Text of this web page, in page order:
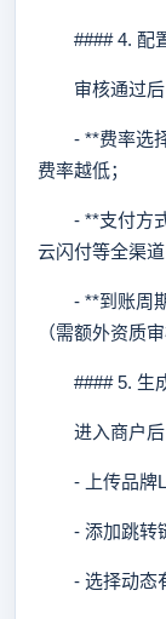
#### 4. 配置
审核通过后
- **费率选择
费率越低；
- **支付方式
云闪付等全渠道
- **到账周期
（需额外资质审
#### 5. 生成
进入商户后
- 上传品牌
- 添加跳转链
- 选择动态有